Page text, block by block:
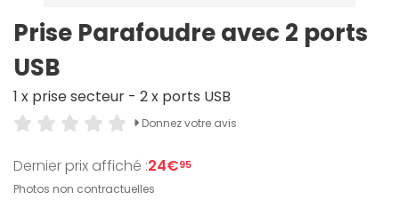
Prise Parafoudre avec 2 ports
USB
1 x prise secteur - 2 x ports USB
Donnez votre avis
Dernier prix affiché :24€95
Photos non contractuelles